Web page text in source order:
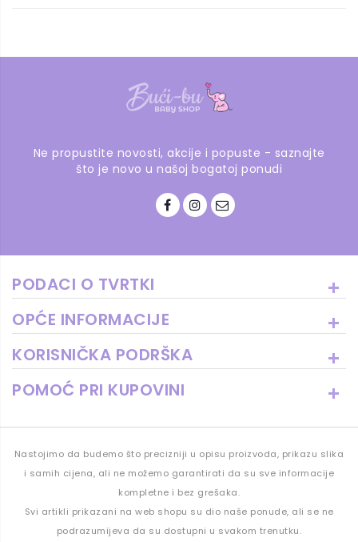
Ne propustite novosti, akcije i popuste - saznajte
što je novo u našoj bogatoj ponudi
PODACI O TVRTKI
OPĆE INFORMACIJE
KORISNIČKA PODRŠKA
POMOĆ PRI KUPOVINI
Nastojimo da budemo što precizniji u opisu proizvoda, prikazu slika
i samih cijena, ali ne možemo garantirati da su sve informacije
kompletne i bez grešaka.
Svi artikli prikazani na web shopu su dio naše ponude, ali se ne
podrazumijeva da su dostupni u svakom trenutku.